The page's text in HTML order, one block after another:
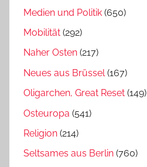
Medien und Politik (650)
Mobilität (292)
Naher Osten (217)
Neues aus Brüssel (167)
Oligarchen, Great Reset (149)
Osteuropa (541)
Religion (214)
Seltsames aus Berlin (760)